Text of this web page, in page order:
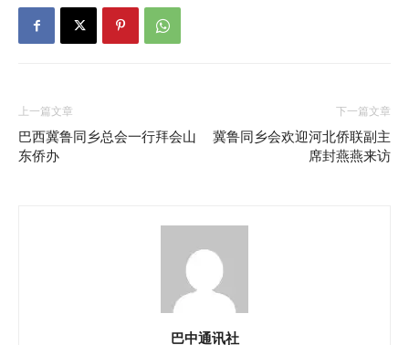
上一篇文章
巴西冀鲁同乡总会一行拜会山
东侨办
下一篇文章
冀鲁同乡会欢迎河北侨联副主
席封燕燕来访
巴中通讯社